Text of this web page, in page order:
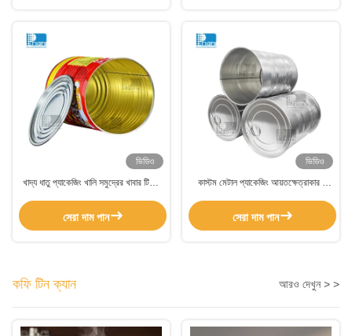
ভিডিও
খাদ্য ধাতু প্যাকেজিং খালি সমুদ্রের খাবার টিনের
সেরা দাম পান
ভিডিও
কাস্টম মেটাল প্যাকেজিং আয়তক্ষেত্রাকার /
সেরা দাম পান
কফি টিন ক্যান আরও দেখুন > >